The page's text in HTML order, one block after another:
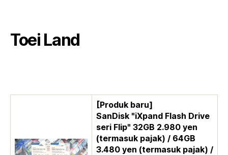
Toei Land
[Produk baru]
SanDisk "iXpand Flash Drive
seri Flip" 32GB 2.980 yen
(termasuk pajak) / 64GB
3.480 yen (termasuk pajak) /